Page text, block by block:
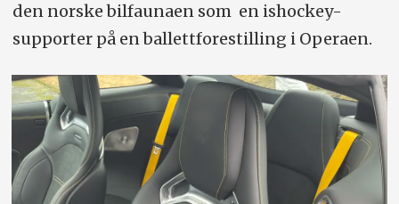
den norske bilfaunaen som en ishockey-
supporter på en ballettforestilling i Operaen.